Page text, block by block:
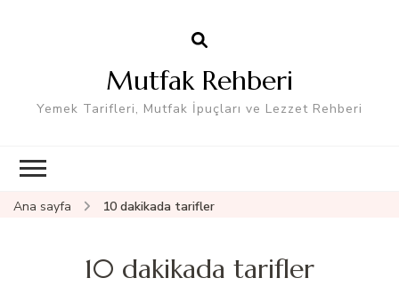
Mutfak Rehberi
Yemek Tarifleri, Mutfak İpuçları ve Lezzet Rehberi
Ana sayfa 10 dakikada tarifler
10 dakikada tarifler